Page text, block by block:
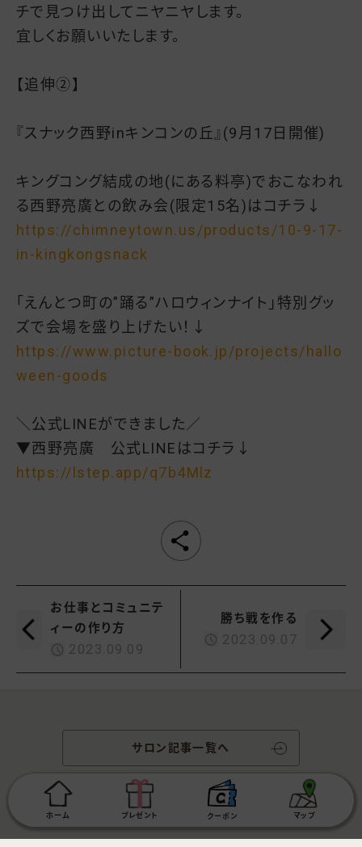
チで見つけ出してニヤニヤします。
宜しくお願いいたします。
【追伸②】
『スナック西野inキンコンの丘』(9月17日開催)
キングコング結成の地(にある料亭)でおこなわれ
る西野亮廣との飲み会(限定15名)はコチラ↓
https://chimneytown.us/products/10-9-17-
in-kingkongsnack
「えんとつ町の”踊る”ハロウィンナイト」特別グッ
ズで会場を盛り上げたい！↓
https://www.picture-book.jp/projects/hallo
ween-goods
＼公式LINEができました／
▼西野亮廣 公式LINEはコチラ↓
https://lstep.app/q7b4Mlz
お仕事とコミュニテ
ィーの作り方
2023.09.09
勝ち戦を作る
2023.09.07
サロン記事一覧へ
ホーム プレゼント クーポン マップ